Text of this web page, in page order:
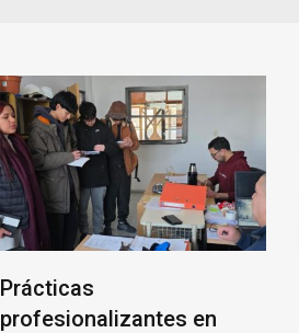
Prácticas
profesionalizantes en